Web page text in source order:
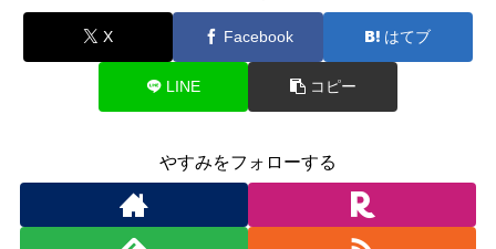
X Facebook はてブ
LINE コピー
やすみをフォローする